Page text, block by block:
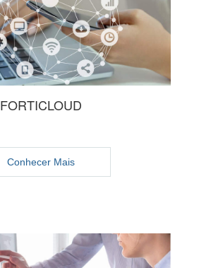
FORTICLOUD
Conhecer Mais